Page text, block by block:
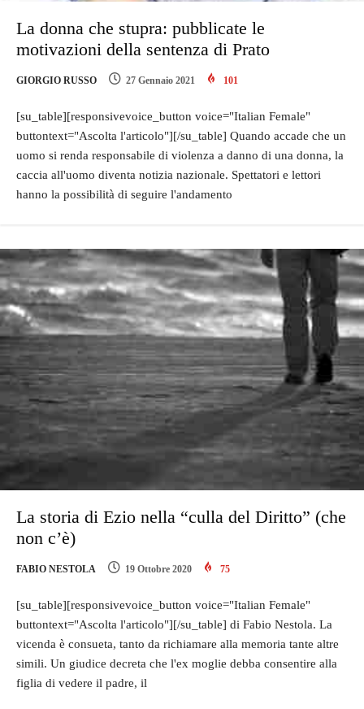
La donna che stupra: pubblicate le
motivazioni della sentenza di Prato
GIORGIO RUSSO 27 Gennaio 2021 101
[su_table][responsivevoice_button voice="Italian Female"
buttontext="Ascolta l'articolo"][/su_table] Quando accade che un
uomo si renda responsabile di violenza a danno di una donna, la
caccia all'uomo diventa notizia nazionale. Spettatori e lettori
hanno la possibilità di seguire l'andamento
La storia di Ezio nella “culla del Diritto” (che
non c’è)
FABIO NESTOLA 19 Ottobre 2020 75
[su_table][responsivevoice_button voice="Italian Female"
buttontext="Ascolta l'articolo"][/su_table] di Fabio Nestola. La
vicenda è consueta, tanto da richiamare alla memoria tante altre
simili. Un giudice decreta che l'ex moglie debba consentire alla
figlia di vedere il padre, il